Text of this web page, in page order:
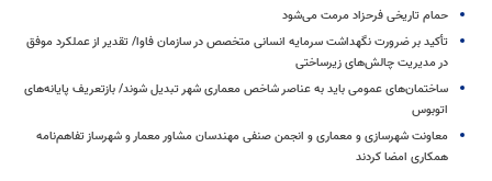
حمام تاریخی فرحزاد مرمت می‌شود
تأکید بر ضرورت نگهداشت سرمایه انسانی متخصص در سازمان فاوا/ تقدیر از عملکرد موفق
در مدیریت چالش‌های زیرساختی
ساختمان‌های عمومی باید به عناصر شاخص معماری شهر تبدیل شوند/ بازتعریف پایانه‌های
اتوبوس
معاونت شهرسازی و معماری و انجمن صنفی مهندسان مشاور معمار و شهرساز تفاهم‌نامه
همکاری امضا کردند